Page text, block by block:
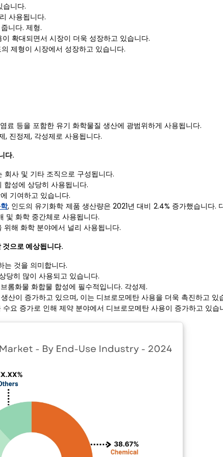
습니다.
사용됩니다.
니다. 제형.
확대되면서 시장이 더욱 성장하고 있습니다.
제형이 시장에서 성장하고 있습니다.
료 등을 포함한 유기 화학물질 생산에 광범위하게 사용됩니다.
, 진정제, 각성제로 사용됩니다.
다.
사 및 기타 조직으로 구성됩니다.
성에 상당히 사용됩니다.
기여하고 있습니다.
, 인도의 유기화학 제품 생산량은 2021년 대비 2.4% 증가했습니다.
및 화학 중간체로 사용됩니다.
해 화학 분야에서 널리 사용됩니다.
으로 예상됩니다.
는 것을 의미합니다.
당히 많이 사용되고 있습니다.
롬화물 화합물 합성에 필수적입니다. 각성제.
산이 증가하고 있으며, 이는 디브로모메탄 사용을 더욱 촉진하고 있
요 증가로 인해 제약 분야에서 디브로모메탄 사용이 증가하고 있습